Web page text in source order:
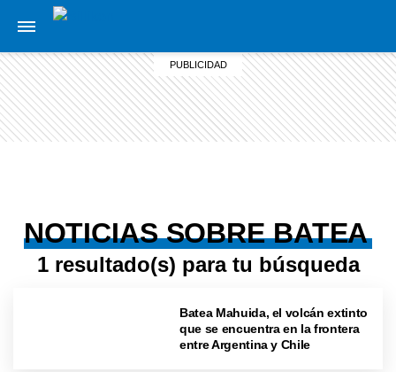
NOTICIAS SOBRE BATEA
1 resultado(s) para tu búsqueda
Batea Mahuida, el volcán extinto
que se encuentra en la frontera
entre Argentina y Chile